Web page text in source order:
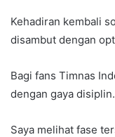
Kehadiran kembali
disambut dengan
Bagi fans Timnas
dengan gaya disiplin.
Saya melihat fase